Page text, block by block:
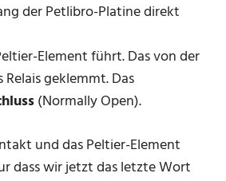
der Petlibro-Platine direkt
Element führt. Das von der
geklemmt. Das
(Normally Open).
und das Peltier-Element
dass wir jetzt das letzte Wort